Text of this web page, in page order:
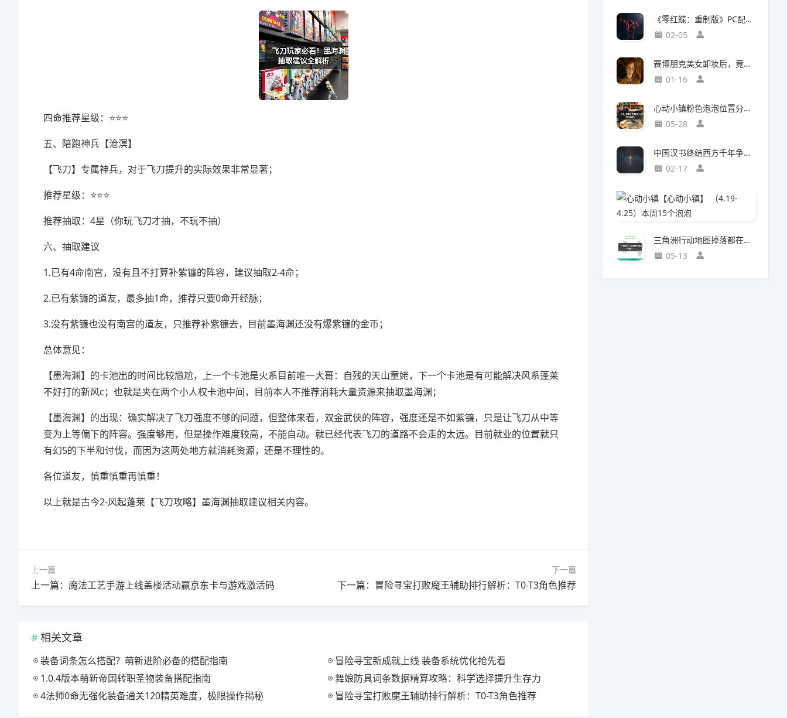
四命推荐星级：⭐⭐⭐
五、陪跑神兵【沧溟】
【飞刀】专属神兵，对于飞刀提升的实际效果非常显著；
推荐星级：⭐⭐⭐
推荐抽取：4星（你玩飞刀才抽，不玩不抽）
六、抽取建议
1.已有4命南宫，没有且不打算补紫镰的阵容，建议抽取2-4命；
2.已有紫镰的道友，最多抽1命，推荐只要0命开经脉；
3.没有紫镰也没有南宫的道友，只推荐补紫镰去，目前墨海渊还没有爆紫镰的金币；
总体意见：
【墨海渊】的卡池出的时间比较尴尬，上一个卡池是火系目前唯一大哥：自残的天山童姥，下一个卡池是有可能解决风系蓬莱
不好打的新风c；也就是夹在两个小人权卡池中间，目前本人不推荐消耗大量资源来抽取墨海渊；
【墨海渊】的出现：确实解决了飞刀强度不够的问题，但整体来看，双金武侠的阵容，强度还是不如紫镰，只是让飞刀从中等
变为上等偏下的阵容。强度够用，但是操作难度较高，不能自动。就已经代表飞刀的道路不会走的太远。目前就业的位置就只
有幻5的下半和讨伐，而因为这两处地方就消耗资源，还是不理性的。
各位道友，慎重慎重再慎重！
以上就是古今2-风起蓬莱【飞刀攻略】墨海渊抽取建议相关内容。
上一篇
上一篇：魔法工艺手游上线盖楼活动赢京东卡与游戏激活码
下一篇
下一篇：冒险寻宝打败魔王辅助排行解析：T0-T3角色推荐
相关文章
装备词条怎么搭配？萌新进阶必备的搭配指南
冒险寻宝新成就上线 装备系统优化抢先看
1.0.4版本萌新帝国转职圣物装备搭配指南
舞娘防具词条数据精算攻略：科学选择提升生存力
4法师0命无强化装备通关120精英难度，极限操作揭秘
冒险寻宝打败魔王辅助排行解析：T0-T3角色推荐
《零红蝶：重制版》PC配置公开：推荐配置RTX2060 1080p/30帧
02-05
赛博朋克美女卸妆后，竟然比浓妆时更惊艳？
01-16
心动小镇粉色泡泡位置分布攻略
05-28
中国汉书终结西方千年争吵：伯利恒之星是真实存在
02-17
三角洲行动地图掉落都在哪？
05-13